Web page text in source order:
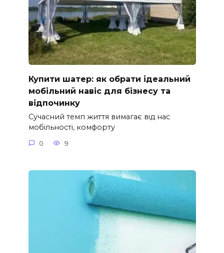
Купити шатер: як обрати ідеальний
мобільний навіс для бізнесу та
відпочинку
Сучасний темп життя вимагає від нас
мобільності, комфорту
0 9